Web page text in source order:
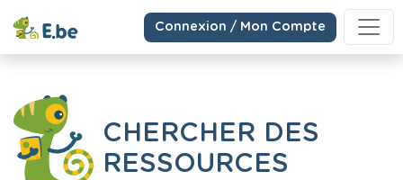
Connexion / Mon Compte
CHERCHER DES
RESSOURCES